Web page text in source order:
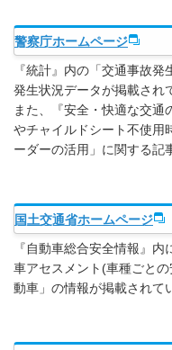
警察庁ホームページ
『統計』内の「交通事故
発生状況データが掲載され
また、『安全・快適な交通
やチャイルドシート不使用
ーダーの活用」に関する記
国土交通省ホームページ
『自動車総合安全情報』
車アセスメント(車種ごと
動車」の情報が掲載されて